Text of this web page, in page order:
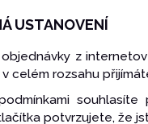
USTANOVENÍ
objednávky z
celém rozsahu
potvrzujete, že